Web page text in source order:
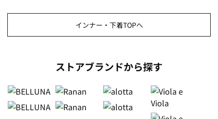
インナー・下着TOPへ
ストアブランドから探す